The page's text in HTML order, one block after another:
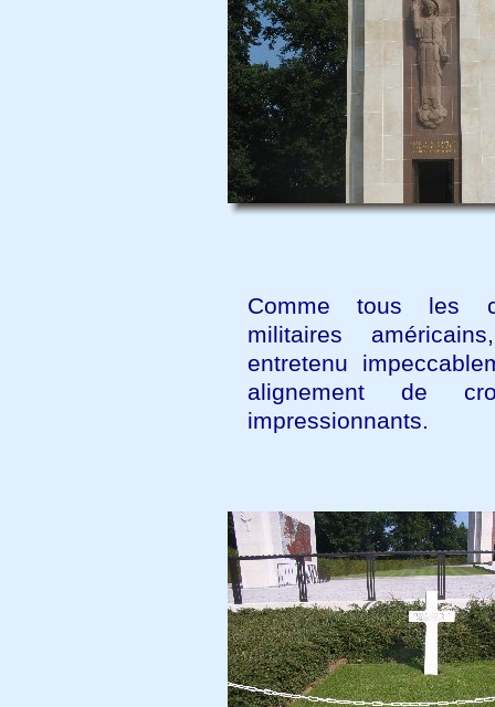
Comme tous les
militaires
entretenu
alignement de
impressionnants.